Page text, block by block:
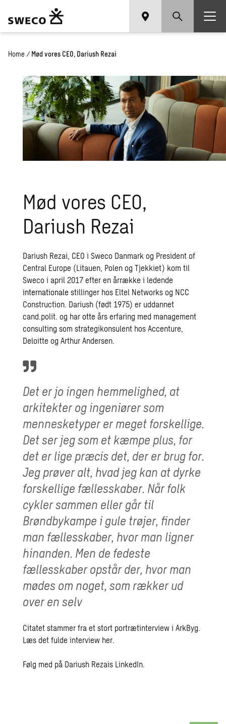
Home / Mød vores CEO, Dariush Rezai
Mød vores CEO,
Dariush Rezai
Dariush Rezai, CEO i Sweco Danmark og President of
Central Europe (Litauen, Polen og Tjekkiet) kom til
Sweco i april 2017 efter en årrække i ledende
internationalestillinger hos Eltel Networks og NCC
Construction. Dariush (født 1975) er uddannet
cand.polit. og harotteårs erfaring med management
consulting som strategikonsulent hos Accenture,
Deloitte og Arthur Andersen.
Det er jo ingen hemmelighed, at
arkitekter og ingeniører som
mennesketyper er meget forskellige.
Det ser jeg som et kæmpe plus, for
det er lige præcis det, der er brug for.
Jeg prøver alt, hvad jeg kan at dyrke
forskellige fællesskaber. Når folk
cykler sammen eller går til
Brøndbykampe i gule trøjer, finder
man fællesskaber, hvor man ligner
hinanden. Men de fedeste
fællesskaber opstår der, hvor man
mødes om noget, som rækker ud
over en selv
Citatet stammer fra et stort portrætinterview i ArkByg.
Læs det fulde interview her.
Følg med på Dariush Rezais LinkedIn.